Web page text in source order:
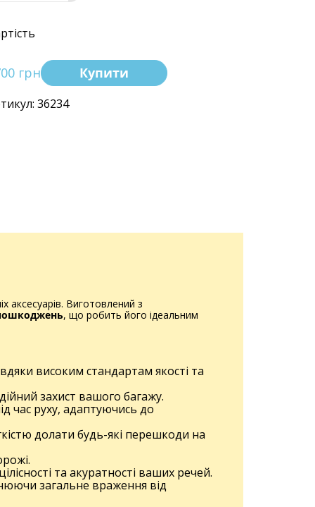
грн Купити
36234
аксесуарів. Виготовлений з
, що робить його ідеальним
високим стандартам якості та
захист вашого багажу.
час руху, адаптуючись до
долати будь-які перешкоди на
та акуратності ваших речей.
загальне враження від